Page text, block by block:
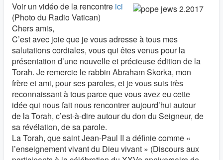
Voir un vidéo de la rencontre ici
(Photo du Radio Vatican)
Chers amis,
C’est avec joie que je vous adresse à tous mes
salutations cordiales, vous qui êtes venus pour la
présentation d’une nouvelle et précieuse édition de la
Torah. Je remercie le rabbin Abraham Skorka, mon
frère et ami, pour ses paroles, et je vous suis très
reconnaissant à tous parce que vous avez eu cette
idée qui nous fait nous rencontrer aujourd’hui autour
de la Torah, c’est-à-dire autour du don du Seigneur, de
sa révélation, de sa parole.
La Torah, que saint Jean-Paul II a définie comme «
l’enseignement vivant du Dieu vivant » (Discours aux